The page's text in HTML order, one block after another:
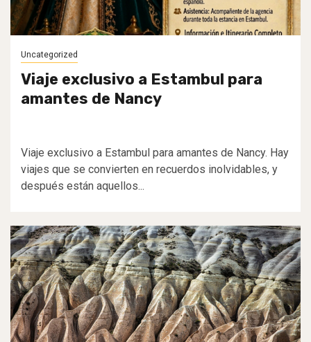
Uncategorized
Viaje exclusivo a Estambul para
amantes de Nancy
Viaje exclusivo a Estambul para amantes de Nancy. Hay
viajes que se convierten en recuerdos inolvidables, y
después están aquellos...